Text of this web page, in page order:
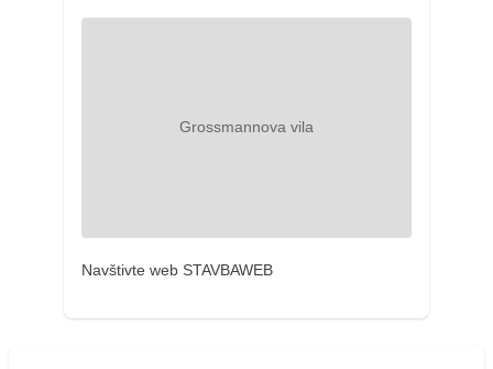
Navštivte web STAVBAWEB